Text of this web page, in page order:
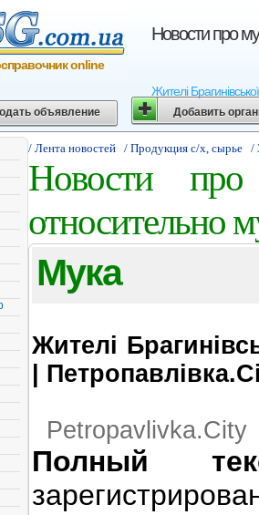
Новости про
Жителі
online
объявление Добавить
/ Лента новостей / Продукция с/х, сырье /
Новости про
относительно
Мука
Жителі
|
Petropavlivka.City
Полный